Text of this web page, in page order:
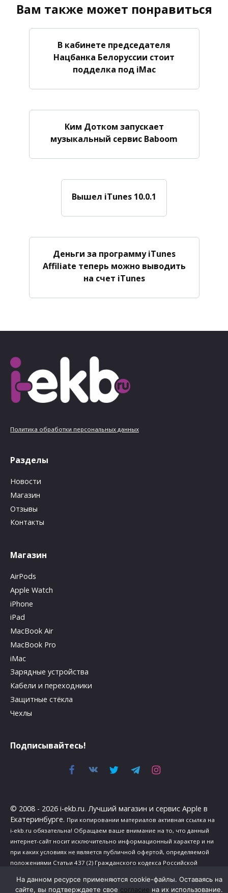
Вам также может понравиться
В кабинете председателя
Нацбанка Белоруссии стоит
подделка под iMac
Ким Дотком запускает
музыкальный сервис Baboom
Вышел iTunes 10.0.1
Деньги за программу iTunes
Affiliate теперь можно выводить
на счет iTunes
Политика обработки персональных данных
Разделы
Новости
Магазин
Отзывы
Контакты
Магазин
AirPods
Apple Watch
iPhone
iPad
MacBook Air
MacBook Pro
iMac
Зарядные устройства
Кабели и переходники
Защитные стёкла
Чехлы
Подписывайтесь!
© 2008 - 2026 i-ekb.ru. Лучший магазин и сервис Apple в
Екатеринбурге. При копировании материалов активная ссылка на
i-ekb.ru обязательна! Обращаем ваше внимание на то, что данный
интернет-сайт носит исключительно информационный характер и ни
при каких условиях не является публичной офертой, определяемой
положениями Статьи 437 (2) Гражданского кодекса Российской
Политика в отношении обработки персональных данных .
На данном ресурсе применяются cookie-файлы. Оставаясь на
сайте, вы подтверждаете свое согласие на их использование.